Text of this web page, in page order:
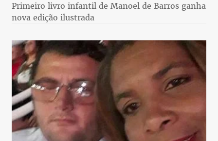
Primeiro livro infantil de Manoel de Barros ganha
nova edição ilustrada